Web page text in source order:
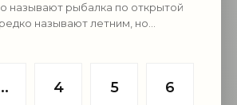
называют рыбалка по открытой
называют летним, но
4 5 6